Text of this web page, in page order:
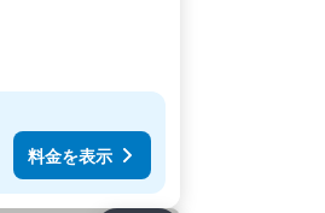
料金を表示